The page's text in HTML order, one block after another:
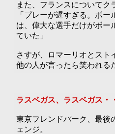
また、フランスについてク
「プレーが遅すぎる。ボ
は、偉大な選手だけがボー
ていた」
さすが、ロマーリオとスト
他の人が言ったら笑われる
ラスベガス、ラスベガス・
東京フレンドパーク、最後
ェンジ。